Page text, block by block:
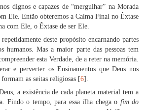
dignos e capazes de “mergulhar” na Morada
Ele. Então obteremos a Calma Final no Êxtase
com Ele, o Êxtase de ser Ele.
deste propósito encarnando partes
humanos. Mas a maior parte das pessoas tem
esta Verdade, de a reter na memória.
e perverter os Ensinamentos que Deus nos
as seitas religiosas [6].
a existência de cada planeta material tem a
Findo o tempo, para essa ilha chega o fim do